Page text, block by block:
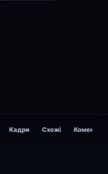
Кадри Схожі Коментарі